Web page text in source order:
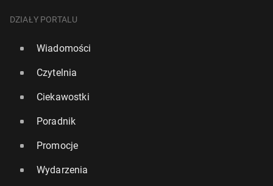
DZIAŁY PORTALU
Wiadomości
Czytelnia
Ciekawostki
Poradnik
Promocje
Wydarzenia